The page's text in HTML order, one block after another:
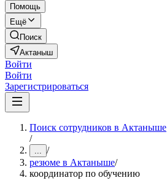
Помощь
Ещё
Поиск
Актаныш
Войти
Войти
Зарегистрироваться
Поиск сотрудников в Актаныше
/
... /
резюме в Актаныше/
координатор по обучению